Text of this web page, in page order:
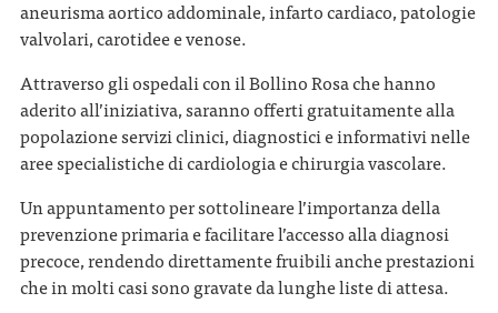
aneurisma aortico addominale, infarto cardiaco, patologie
valvolari, carotidee e venose.
Attraverso gli ospedali con il Bollino Rosa che hanno
aderito all’iniziativa, saranno offerti gratuitamente alla
popolazione servizi clinici, diagnostici e informativi nelle
aree specialistiche di cardiologia e chirurgia vascolare.
Un appuntamento per sottolineare l’importanza della
prevenzione primaria e facilitare l’accesso alla diagnosi
precoce, rendendo direttamente fruibili anche prestazioni
che in molti casi sono gravate da lunghe liste di attesa.